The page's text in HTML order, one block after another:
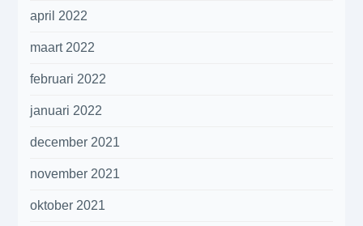
april 2022
maart 2022
februari 2022
januari 2022
december 2021
november 2021
oktober 2021